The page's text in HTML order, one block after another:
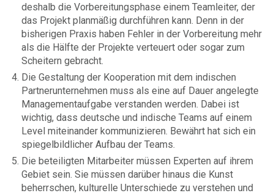
deshalb die Vorbereitungsphase einem Teamleiter, der
das Projekt planmäßig durchführen kann. Denn in der
bisherigen Praxis haben Fehler in der Vorbereitung mehr
als die Hälfte der Projekte verteuert oder sogar zum
Scheitern gebracht.
Die Gestaltung der Kooperation mit dem indischen
Partnerunternehmen muss als eine auf Dauer angelegte
Managementaufgabe verstanden werden. Dabei ist
wichtig, dass deutsche und indische Teams auf einem
Level miteinander kommunizieren. Bewährt hat sich ein
spiegelbildlicher Aufbau der Teams.
Die beteiligten Mitarbeiter müssen Experten auf ihrem
Gebiet sein. Sie müssen darüber hinaus die Kunst
beherrschen, kulturelle Unterschiede zu verstehen und